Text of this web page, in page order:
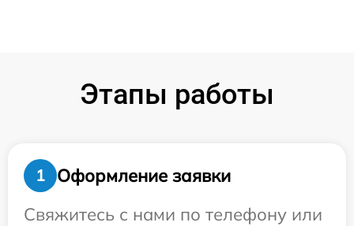
Этапы работы
1
Оформление заявки
Свяжитесь с нами по телефону или